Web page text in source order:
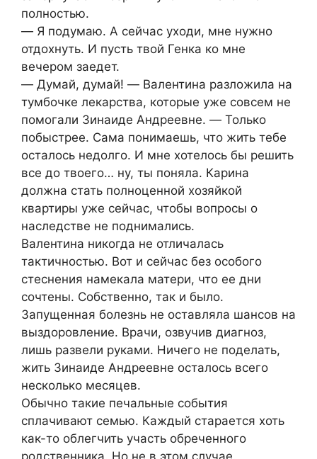
полностью.
― Я подумаю. А сейчас уходи, мне нужно
отдохнуть. И пусть твой Генка ко мне
вечером заедет.
― Думай, думай! ― Валентина разложила на
тумбочке лекарства, которые уже совсем не
помогали Зинаиде Андреевне. ― Только
побыстрее. Сама понимаешь, что жить тебе
осталось недолго. И мне хотелось бы решить
все до твоего… ну, ты поняла. Карина
должна стать полноценной хозяйкой
квартиры уже сейчас, чтобы вопросы о
наследстве не поднимались.
Валентина никогда не отличалась
тактичностью. Вот и сейчас без особого
стеснения намекала матери, что ее дни
сочтены. Собственно, так и было.
Запущенная болезнь не оставляла шансов на
выздоровление. Врачи, озвучив диагноз,
лишь развели руками. Ничего не поделать,
жить Зинаиде Андреевне осталось всего
несколько месяцев.
Обычно такие печальные события
сплачивают семью. Каждый старается хоть
как-то облегчить участь обреченного
родственника. Но не в этом случае.